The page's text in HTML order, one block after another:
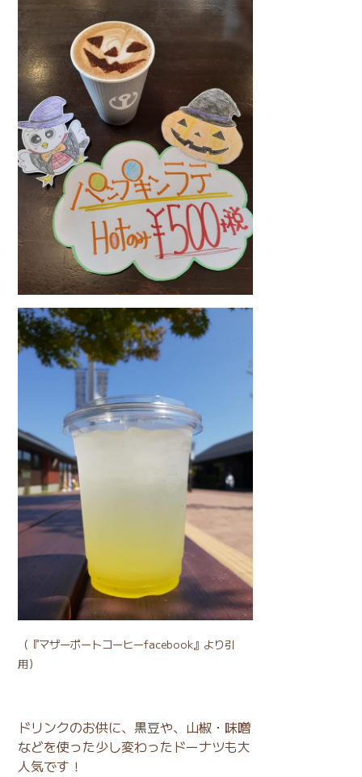
（ 『マザーポートコーヒーfacebook』 より引
用）
ドリンクのお供に、黒豆や、山椒・味噌
などを使った少し変わったドーナツも大
人気です！